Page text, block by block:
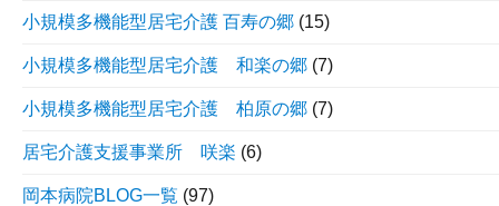
小規模多機能型居宅介護 百寿の郷 (15)
小規模多機能型居宅介護 和楽の郷 (7)
小規模多機能型居宅介護 柏原の郷 (7)
居宅介護支援事業所 咲楽 (6)
岡本病院BLOG一覧 (97)